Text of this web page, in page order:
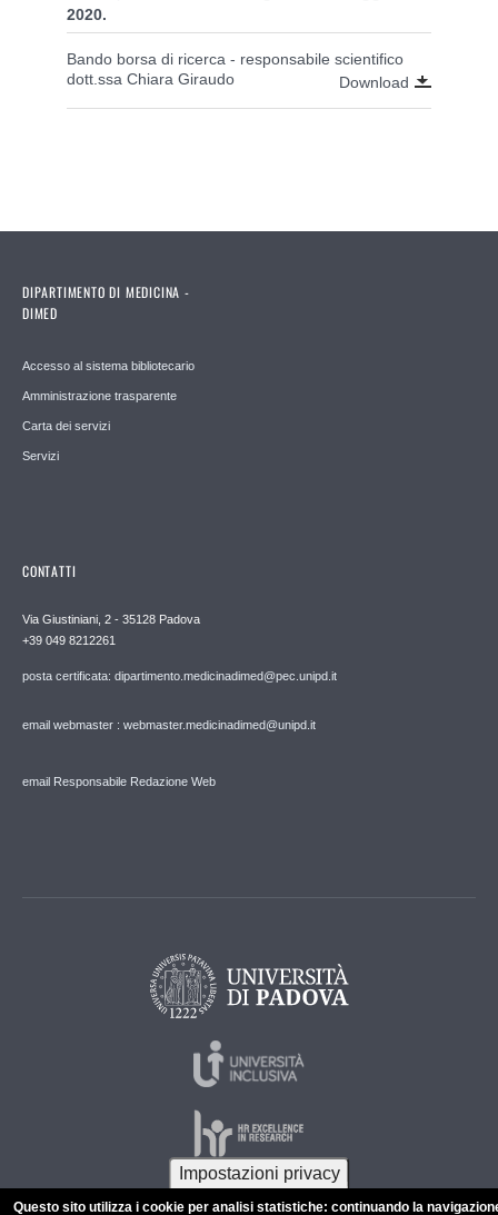
2020.
Bando borsa di ricerca - responsabile scientifico
dott.ssa Chiara Giraudo
Download
DIPARTIMENTO DI MEDICINA -
DIMED
Accesso al sistema bibliotecario
Amministrazione trasparente
Carta dei servizi
Servizi
CONTATTI
Via Giustiniani, 2 - 35128 Padova
+39 049 8212261
posta certificata: dipartimento.medicinadimed@pec.unipd.it
email webmaster : webmaster.medicinadimed@unipd.it
email Responsabile Redazione Web
Impostazioni privacy
Questo sito utilizza i cookie per analisi statistiche: continuando la